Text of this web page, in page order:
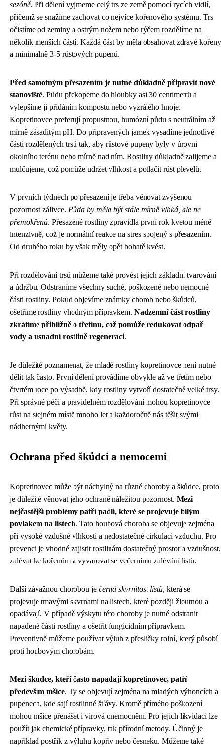
sezóně. Při dělení vyjmeme celý trs ze země pomocí rycích vidlí,
přičemž se snažíme zachovat co nejvíce kořenového systému. Trs
očistíme od zeminy a ostrým nožem nebo rýčem rozdělíme na
několik menších částí. Každá část by měla obsahovat zdravé kořeny
a minimálně 3-5 růstových pupenů.
Před samotným přesazením je nutné důkladně připravit nové
stanoviště. Půdu překopeme do hloubky asi 30 centimetrů a
vylepšíme ji přidáním kompostu nebo vyzrálého hnoje.
Kopretinovce preferují propustnou, humózní půdu s neutrálním až
mírně zásaditým pH. Do připravených jamek vysadíme jednotlivé
části rozdělených trsů tak, aby růstové pupeny byly v úrovni
okolního terénu nebo mírně nad ním. Rostliny důkladně zalijeme a
mulčujeme, což pomůže udržet vlhkost a potlačit růst plevelů.
V prvních týdnech po přesazení je třeba věnovat zvýšenou
pozornost zálivce. Půda by měla být stále mírně vlhká, ale ne
přemokřená. Přesazené rostliny zpravidla první rok kvetou méně
intenzivně, což je normální reakce na stres spojený s přesazením.
Od druhého roku by však měly opět bohatě kvést.
Při rozdělování trsů můžeme také provést jejich základní tvarování
a údržbu. Odstraníme všechny suché, poškozené nebo nemocné
části rostliny. Pokud objevíme známky chorob nebo škůdců,
ošetříme rostliny vhodným přípravkem. Nadzemní část rostliny
zkrátíme přibližně o třetinu, což pomůže redukovat odpař
vody a usnadní rostlině regeneraci.
Je důležité poznamenat, že mladé rostliny kopretinovce není nutné
dělit tak často. První dělení provádíme obvykle až ve třetím nebo
čtvrtém roce po výsadbě, kdy rostliny vytvoří dostatečně velké trsy.
Při správné péči a pravidelném rozdělování mohou kopretinovce
růst na stejném místě mnoho let a každoročně nás těšit svými
nádhernými květy.
Ochrana před škůdci a nemocemi
Kopretinovec může být náchylný na různé choroby a škůdce, proto
je důležité věnovat jeho ochraně náležitou pozornost. Mezi
nejčastější problémy patří padlí, které se projevuje bílým
povlakem na listech. Tato houbová choroba se objevuje zejména
při vysoké vzdušné vlhkosti a nedostatečné cirkulaci vzduchu. Pro
prevenci je vhodné zajistit rostlinám dostatečný prostor a vzdušnost,
zalévat ke kořenům a vyvarovat se večernímu zalévání listů.
Další závažnou chorobou je černá skvrnitost listů, která se
projevuje tmavými skvrnami na listech, které později žloutnou a
opadávají. V případě výskytu této choroby je nutné odstranit
napadené části rostliny a ošetřit fungicidním přípravkem.
Preventivně můžeme používat výluh z přesličky rolní, který působí
proti houbovým chorobám.
Mezi škůdce, kteří často napadají kopretinovec, patří
především mšice. Ty se objevují zejména na mladých výhoncích a
pupenech, kde sají rostlinné šťávy. Kromě přímého poškození
mohou mšice přenášet i virová onemocnění. Pro jejich likvidaci lze
použít jak chemické přípravky, tak přírodní metody. Účinný je
například postřik z výluhu kopřiv nebo česneku. Můžeme také